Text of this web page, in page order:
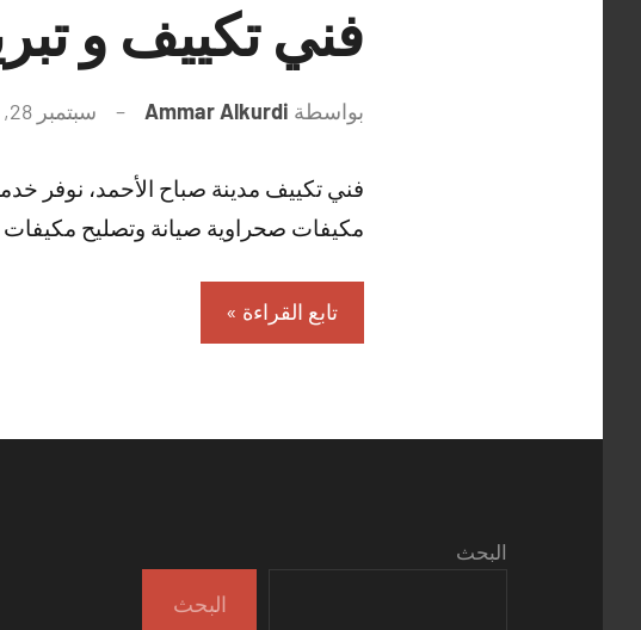
فني تكييف و
بواسطة Ammar Alkurdi سبتمبر 28, 2021
فني تكييف مدينة صباح الأحمد، نوفر
مكيفات صحراوية صيانة وتصليح
تابع القراءة
البحث
البحث